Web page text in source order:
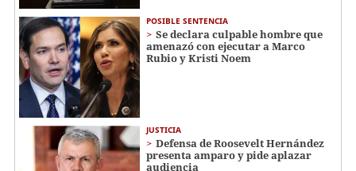
POSIBLE SENTENCIA
Se declara culpable hombre que
amenazó con ejecutar a Marco
Rubio y Kristi Noem
JUSTICIA
Defensa de Roosevelt Hernández
presenta amparo y pide aplazar
audiencia